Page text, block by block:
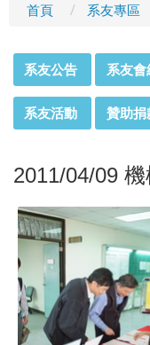
首頁 系友專區
系友公告 系友會
系友活動 贊助捐
2011/04/09